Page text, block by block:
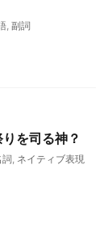
, 副詞
を司る神？
詞, ネイティブ表現